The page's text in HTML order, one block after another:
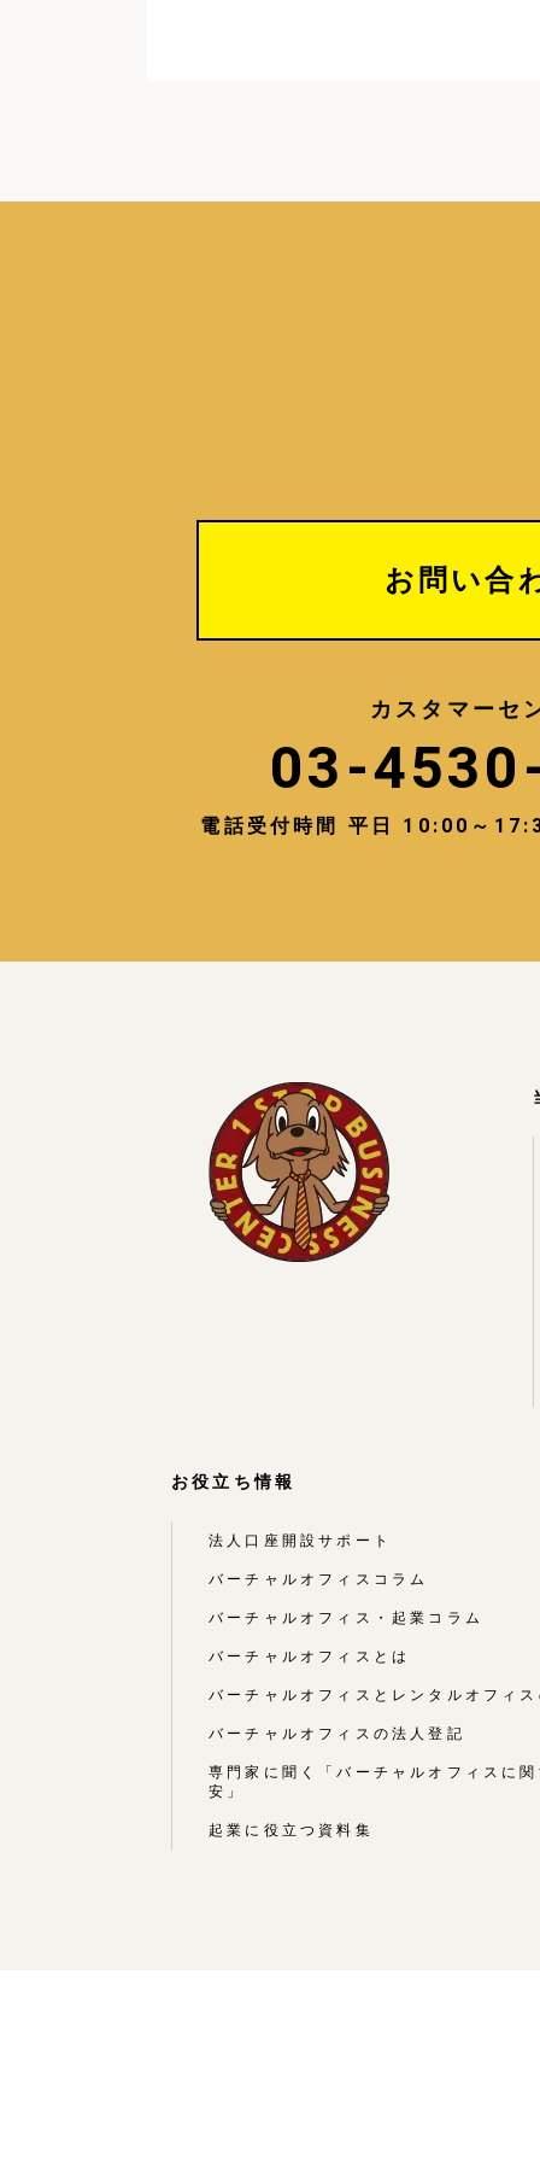
お問い合
カスタマーセ
03-
電話受付時間 平日 10:00～
お役立ち情報
法人口座開設サポート
バーチャルオフィスコラム
バーチャルオフィス・起業コラム
バーチャルオフィスとは
バーチャルオフィスとレンタルオフィス
バーチャルオフィスの法人登記
専門家に聞く「バーチャルオフィスに
安」
起業に役立つ資料集